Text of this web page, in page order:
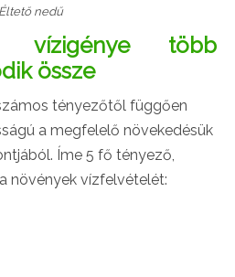
Éltető nedű
vízigénye több
össze
tényezőtől függően
a megfelelő növekedésük
Íme 5 fő tényező,
növények vízfelvételét: